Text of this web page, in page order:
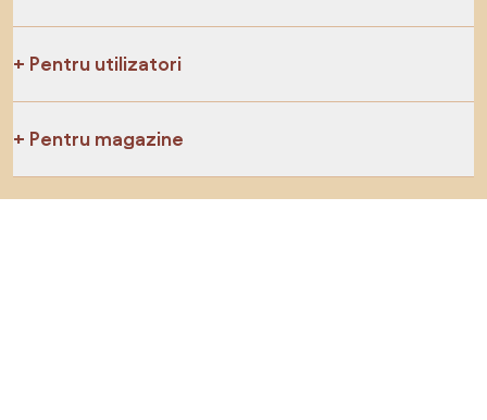
Pentru utilizatori
Pentru magazine